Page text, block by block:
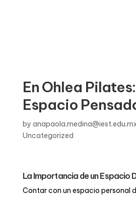
En Ohlea
Espacio
by
Uncategorized
La Importancia de un Espacio
Contar con un espacio personal